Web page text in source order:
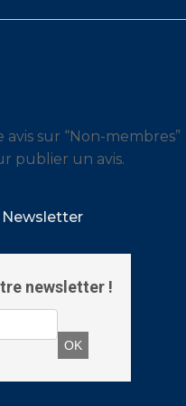
sur “Non-membres”
publier un avis.
Newsletter
newsletter !